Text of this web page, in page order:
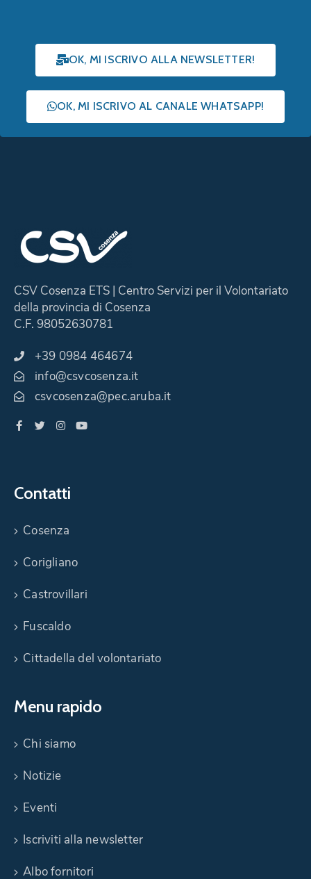
OK, MI ISCRIVO ALLA NEWSLETTER!
OK, MI ISCRIVO AL CANALE WHATSAPP!
CSV Cosenza ETS | Centro Servizi per il Volontariato
della provincia di Cosenza
C.F. 98052630781
+39 0984 464674
info@csvcosenza.it
csvcosenza@pec.aruba.it
Contatti
Cosenza
Corigliano
Castrovillari
Fuscaldo
Cittadella del volontariato
Menu rapido
Chi siamo
Notizie
Eventi
Iscriviti alla newsletter
Albo fornitori